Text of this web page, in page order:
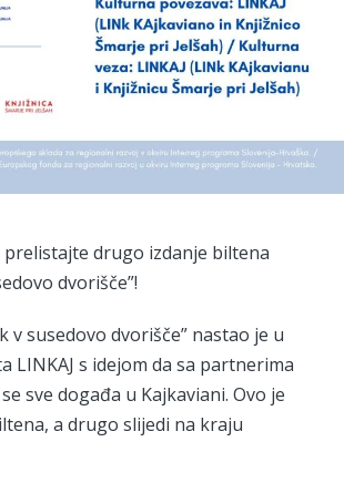
prelistajte drugo izdanje biltena
dvorišče”!
v susedovo dvorišče” nastao je u
LINKAJ s idejom da sa partnerima
sve događa u Kajkaviani. Ovo je
a drugo slijedi na kraju